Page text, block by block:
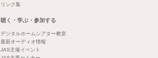
リンク集
聴く・学ぶ・参加する
デジタルホームシアター教室
最新オーディオ情報
JAS主催イベント